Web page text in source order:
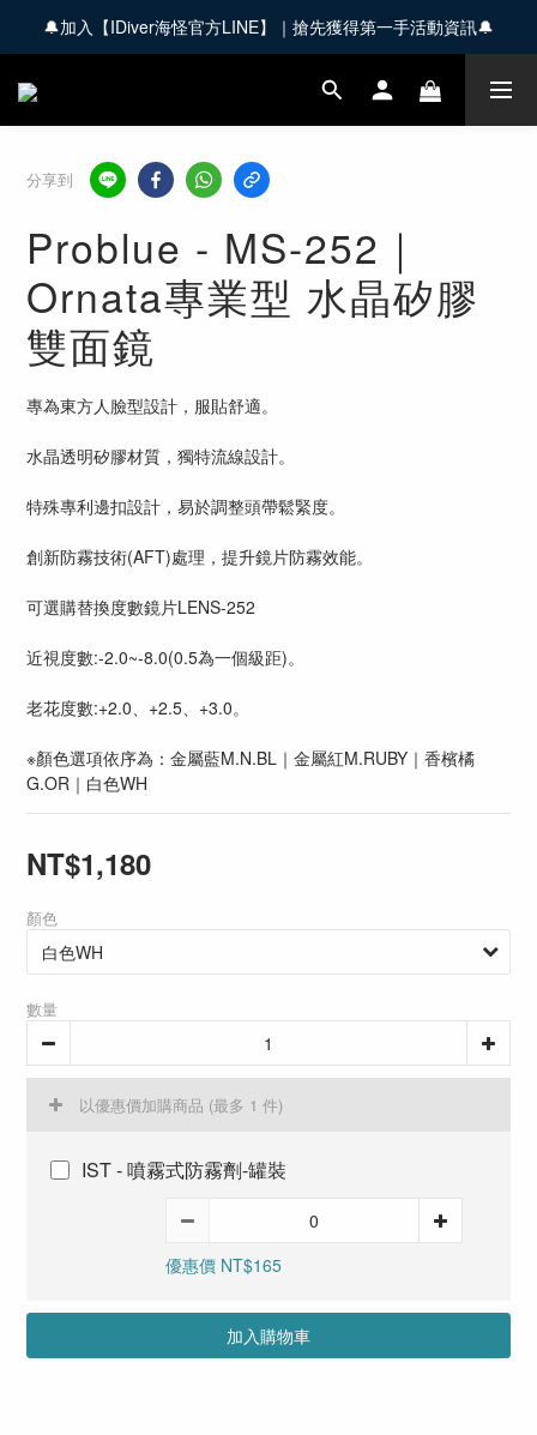
🚚 全館商品滿 $3,000 享免運優惠【會員限定】
🔔加入【IDiver海怪官方LINE】｜搶先獲得第一手活動資訊🔔
🚚 全館商品滿 $3,000 享免運優惠【會員限定】
分享到
Problue - MS-252｜
Ornata專業型 水晶矽膠
雙面鏡
專為東方人臉型設計，服貼舒適。
水晶透明矽膠材質，獨特流線設計。
特殊專利邊扣設計，易於調整頭帶鬆緊度。
創新防霧技術(AFT)處理，提升鏡片防霧效能。
可選購替換度數鏡片LENS-252
近視度數:-2.0~-8.0(0.5為一個級距)。
老花度數:+2.0、+2.5、+3.0。
※顏色選項依序為：金屬藍M.N.BL｜金屬紅M.RUBY｜香檳橘
G.OR｜白色WH
NT$1,180
顏色
數量
以優惠價加購商品 (最多 1 件)
IST - 噴霧式防霧劑-罐裝
優惠價 NT$165
加入購物車